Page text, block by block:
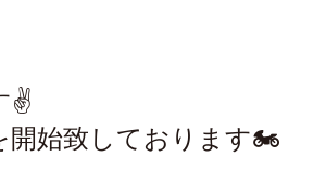
✌️
開始致しております🏍️